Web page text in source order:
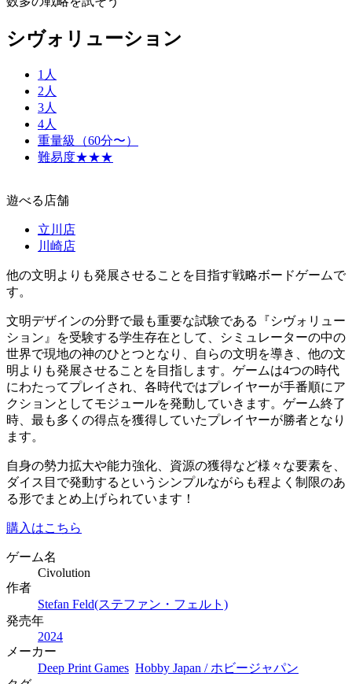
シヴォリューション
1人
2人
3人
4人
重量級（60分〜）
難易度★★★
遊べる店舗
立川店
川崎店
他の文明よりも発展させることを目指す戦略ボードゲームで
す。
文明デザインの分野で最も重要な試験である『シヴォリュー
ション』を受験する学生存在として、シミュレーターの中の
世界で現地の神のひとつとなり、自らの文明を導き、他の文
明よりも発展させることを目指します。ゲームは4つの時代
にわたってプレイされ、各時代ではプレイヤーが手番順にア
クションとしてモジュールを発動していきます。ゲーム終了
時、最も多くの得点を獲得していたプレイヤーが勝者となり
ます。
自身の勢力拡大や能力強化、資源の獲得など様々な要素を、
ダイス目で発動するというシンプルながらも程よく制限のあ
る形でまとめ上げられています！
購入はこちら
ゲーム名
Civolution
作者
Stefan Feld(ステファン・フェルト)
発売年
2024
メーカー
Deep Print Games Hobby Japan / ホビージャパン